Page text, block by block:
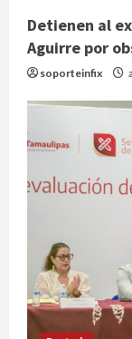
Detienen al
Aguirre por
soporteinfix
2